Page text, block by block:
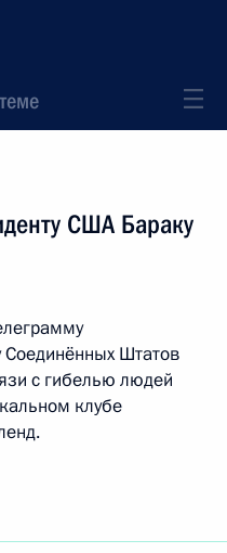
США Бараку
Соединённых Штатов
с гибелью людей
клубе